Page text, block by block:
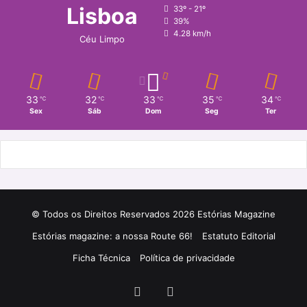
Lisboa
Céu Limpo
33º - 21º
39%
4.28 km/h
33 ℃
Sex
32 ℃
Sáb
33 ℃
Dom
35 ℃
Seg
34 ℃
Ter
© Todos os Direitos Reservados 2026 Estórias Magazine
Estórias magazine: a nossa Route 66!
Estatuto Editorial
Ficha Técnica
Política de privacidade
Facebook